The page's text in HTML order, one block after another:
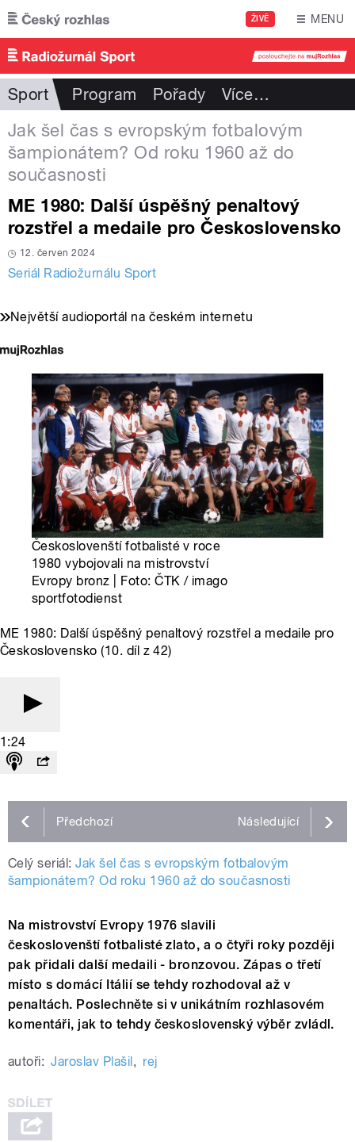
Přejít k hlavnímu obsahu
ŽIVĚ MENU
Sport Program Pořady Více…
Jak šel čas s evropským fotbalovým
šampionátem? Od roku 1960 až do
současnosti
ME 1980: Další úspěšný penaltový
rozstřel a medaile pro Československo
12. červen 2024
Seriál Radiožurnálu Sport
Největší audioportál na českém internetu
Českoslovenští fotbalisté v roce
1980 vybojovali na mistrovství
Evropy bronz | Foto: ČTK / imago
sportfotodienst
ME 1980: Další úspěšný penaltový rozstřel a medaile pro
Československo (10. díl z 42)
1:24
Předchozí Následující
Celý seriál: Jak šel čas s evropským fotbalovým
šampionátem? Od roku 1960 až do současnosti
Na mistrovství Evropy 1976 slavili
českoslovenští fotbalisté zlato, a o čtyři roky později
pak přidali další medaili - bronzovou. Zápas o třetí
místo s domácí Itálií se tehdy rozhodoval až v
penaltách. Poslechněte si v unikátním rozhlasovém
komentáři, jak to tehdy československý výběr zvládl.
autoři: Jaroslav Plašil, rej